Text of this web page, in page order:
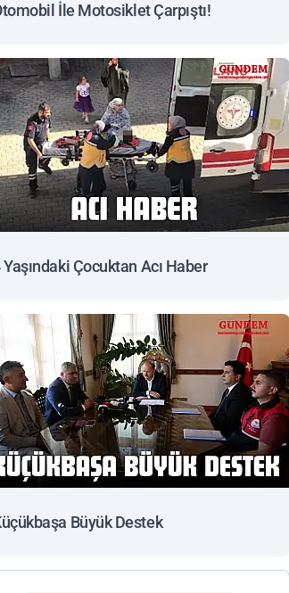
İle Motosiklet Çarpıştı!
Yaşındaki Çocuktan Acı Haber
Büyük Destek